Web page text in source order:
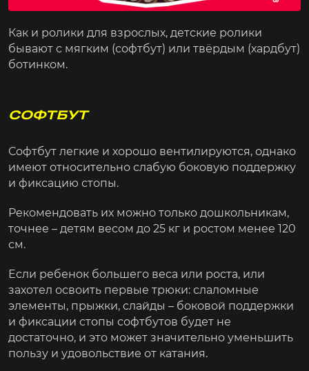
Как и ролики для взрослых, детские ролики
бывают с мягким (софтбут) или твёрдым (хардбут)
ботинком.
СОФТБУТ
Софтбут легкие и хорошо вентилируются, однако
имеют относительно слабую боковую поддержку
и фиксацию стопы.
Рекомендовать их можно только дошкольникам,
точнее – детям весом до 25 кг и ростом менее 120
см.
Если ребенок большего веса или роста, или
захотел освоить первые трюки: слаломные
элементы, прыжки, слайды – боковой поддержки
и фиксации стопы софтбутов будет не
достаточно, и это может значительно уменьшить
пользу и удовольствие от катания.